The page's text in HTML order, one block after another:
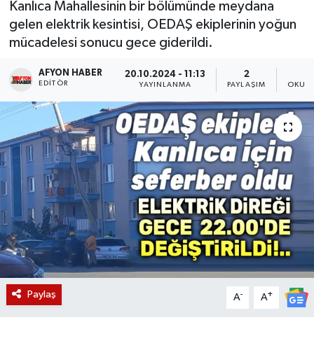
Kanlıca Mahallesinin bir bölümünde meydana
gelen elektrik kesintisi, OEDAŞ ekiplerinin yoğun
mücadelesi sonucu gece giderildi.
AFYON HABER
EDITÖR
20.10.2024 - 11:13
YAYINLANMA
2
PAYLAŞIM
Paylaş A- A+
Sivil Toplum
Etkinlikler